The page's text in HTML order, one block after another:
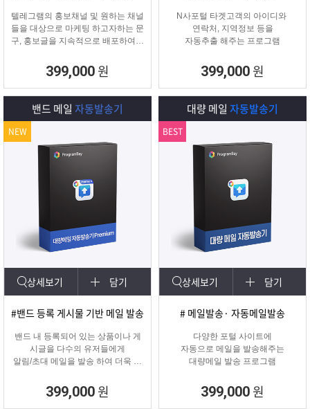
텔레그램의 홍보채널 및 원하는 채널
들을 대상으로 마케팅 하고자하는 문
구, 홍보글을 지속적으로 배포하여주
399,000 원
N사포털 타겟고객의 아이디와
연락처, 지역정보 등을
자동추출 해주는 프로그램
399,000 원
밴드 메일 자동발송기
상세보기 담기
#밴드 등록 게시물 기반 메일 발송
밴드 내 등록되어 있는 상품이나 게
시글을 다수의 유저들에게
알림/초대 메일을 발송 하여 더욱 효
프로그램입니다.
399,000 원
NEW
대량 메일 자동발송기
상세보기 담기
# 메일발송· 자동메일발송
다양한 포털 사이트에
자동으로 메일을 발송해주는
대량메일 발송 프로그램
399,000 원
BEST